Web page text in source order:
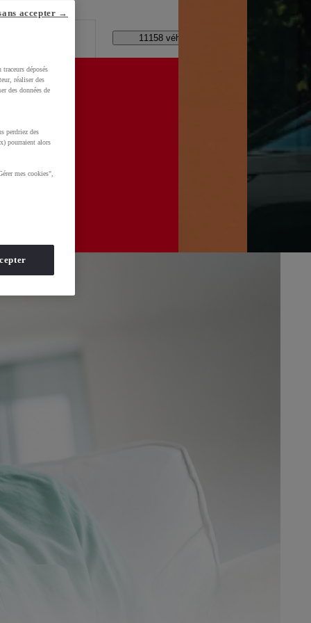
?
11158 véhicules disponibles
déposés
réaliser des
des données de
perdriez des
pourraient alors
mes cookies",
accepter →